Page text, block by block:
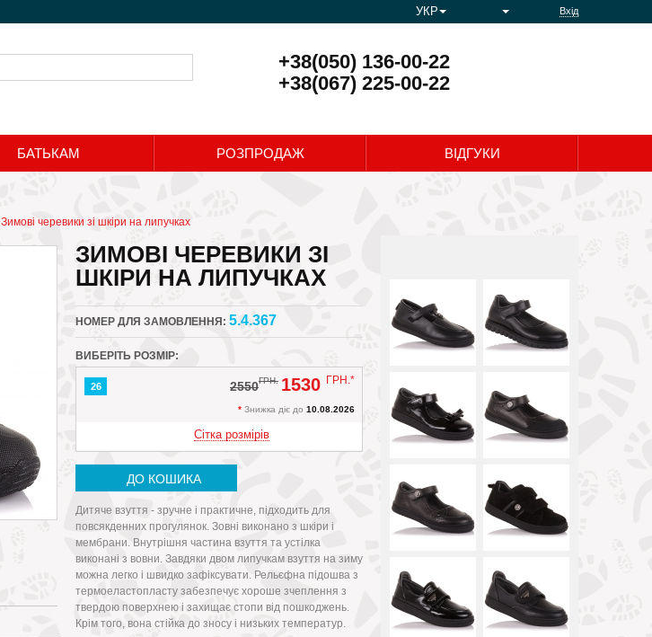
Вхід
УКР
+38(050) 136-00-22
+38(067) 225-00-22
БАТЬКАМ РОЗПРОДАЖ ВІДГУКИ
Зимові черевики зі шкіри на липучках
ЗИМОВІ ЧЕРЕВИКИ ЗІ
ШКІРИ НА ЛИПУЧКАХ
НОМЕР ДЛЯ ЗАМОВЛЕННЯ: 5.4.367
ВИБЕРІТЬ РОЗМІР:
26 2550ГРН. 1530 ГРН.*
* Знижка діє до 10.08.2026
Сітка розмірів
ДО КОШИКА
Дитяче взуття - зручне і практичне, підходить для
повсякденних прогулянок. Зовні виконано з шкіри і
мембрани. Внутрішня частина взуття та устілка
виконані з вовни. Завдяки двом липучкам взуття на зиму
можна легко і швидко зафіксувати. Рельєфна підошва з
термоеластопласту забезпечує хороше зчеплення з
твердою поверхнею і захищає стопи від пошкоджень.
Крім того, вона стійка до зносу і низьких температур.
Вверх